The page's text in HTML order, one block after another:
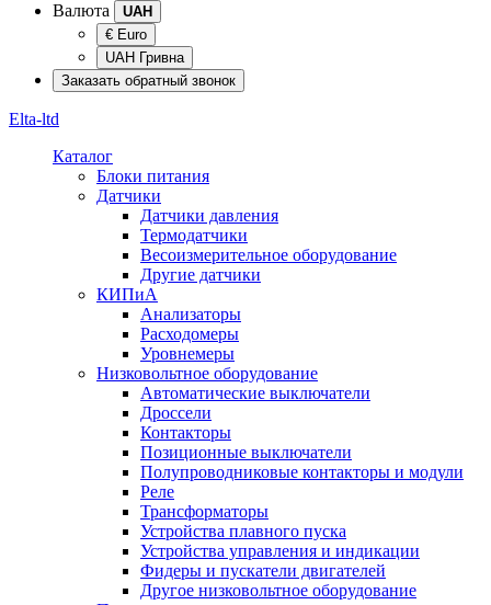
Валюта
UAH
€ Euro
UAH Гривна
Заказать обратный звонок
Elta-ltd
Каталог
Блоки питания
Датчики
Датчики давления
Термодатчики
Весоизмерительное оборудование
Другие датчики
КИПиА
Анализаторы
Расходомеры
Уровнемеры
Низковольтное оборудование
Автоматические выключатели
Дроссели
Контакторы
Позиционные выключатели
Полупроводниковые контакторы и модули
Реле
Трансформаторы
Устройства плавного пуска
Устройства управления и индикации
Фидеры и пускатели двигателей
Другое низковольтное оборудование